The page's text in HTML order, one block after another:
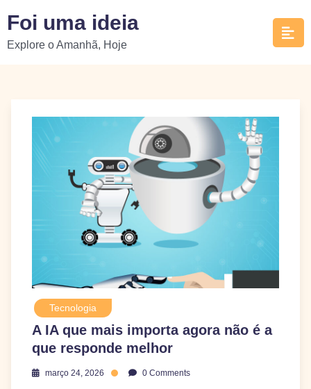
content
Foi uma ideia
Explore o Amanhã, Hoje
Tecnologia
A IA que mais importa agora não é a
que responde melhor
março 24, 2026 0 Comments